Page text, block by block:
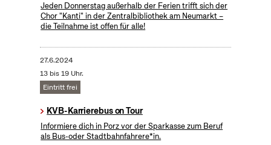
Jeden Donnerstag außerhalb der Ferien trifft sich der
Chor "Kanti" in der Zentralbibliothek am Neumarkt –
die Teilnahme ist offen für alle!
27.6.2024
13 bis 19 Uhr.
Eintritt frei
KVB-Karrierebus on Tour
Informiere dich in Porz vor der Sparkasse zum Beruf
als Bus-oder Stadtbahnfahrere*in.